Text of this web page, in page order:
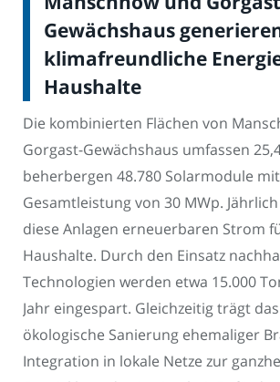
Gewächshaus
klimafreundliche
Haushalte
Die kombinierten Flächen von
Gorgast-Gewächshaus umfassen
beherbergen 48.780 Solarmodule
Gesamtleistung von 30 MWp.
diese Anlagen erneuerbaren Strom
Haushalte. Durch den Einsatz
Technologien werden etwa 15.000
Jahr eingespart. Gleichzeitig trägt
ökologische Sanierung ehemaliger
Integration in lokale Netze zur